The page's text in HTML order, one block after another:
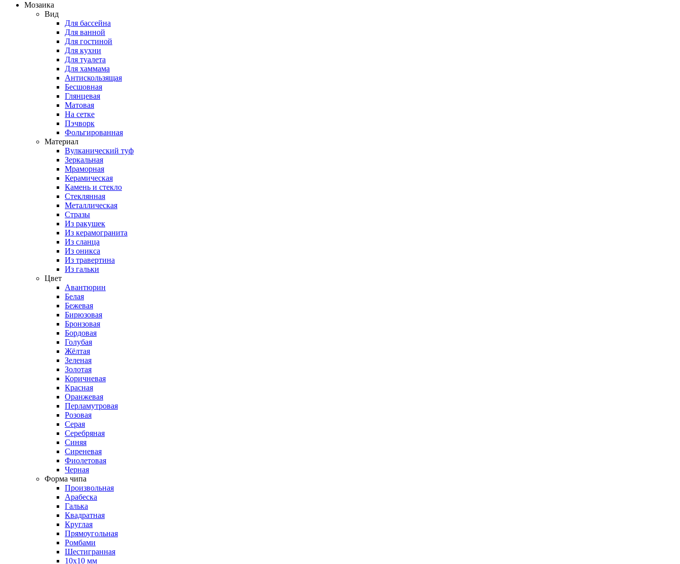
Мозаика
Вид
Для бассейна
Для ванной
Для гостиной
Для кухни
Для туалета
Для хаммама
Антискользящая
Бесшовная
Глянцевая
Матовая
На сетке
Пэчворк
Фольгированная
Материал
Вулканический туф
Зеркальная
Мраморная
Керамическая
Камень и стекло
Стеклянная
Металлическая
Стразы
Из ракушек
Из керамогранита
Из сланца
Из оникса
Из травертина
Из гальки
Цвет
Авантюрин
Белая
Бежевая
Бирюзовая
Бронзовая
Бордовая
Голубая
Жёлтая
Зеленая
Золотая
Коричневая
Красная
Оранжевая
Перламутровая
Розовая
Серая
Серебряная
Синяя
Сиреневая
Фиолетовая
Черная
Форма чипа
Произвольная
Арабеска
Галька
Квадратная
Круглая
Прямоугольная
Ромбами
Шестигранная
10х10 мм